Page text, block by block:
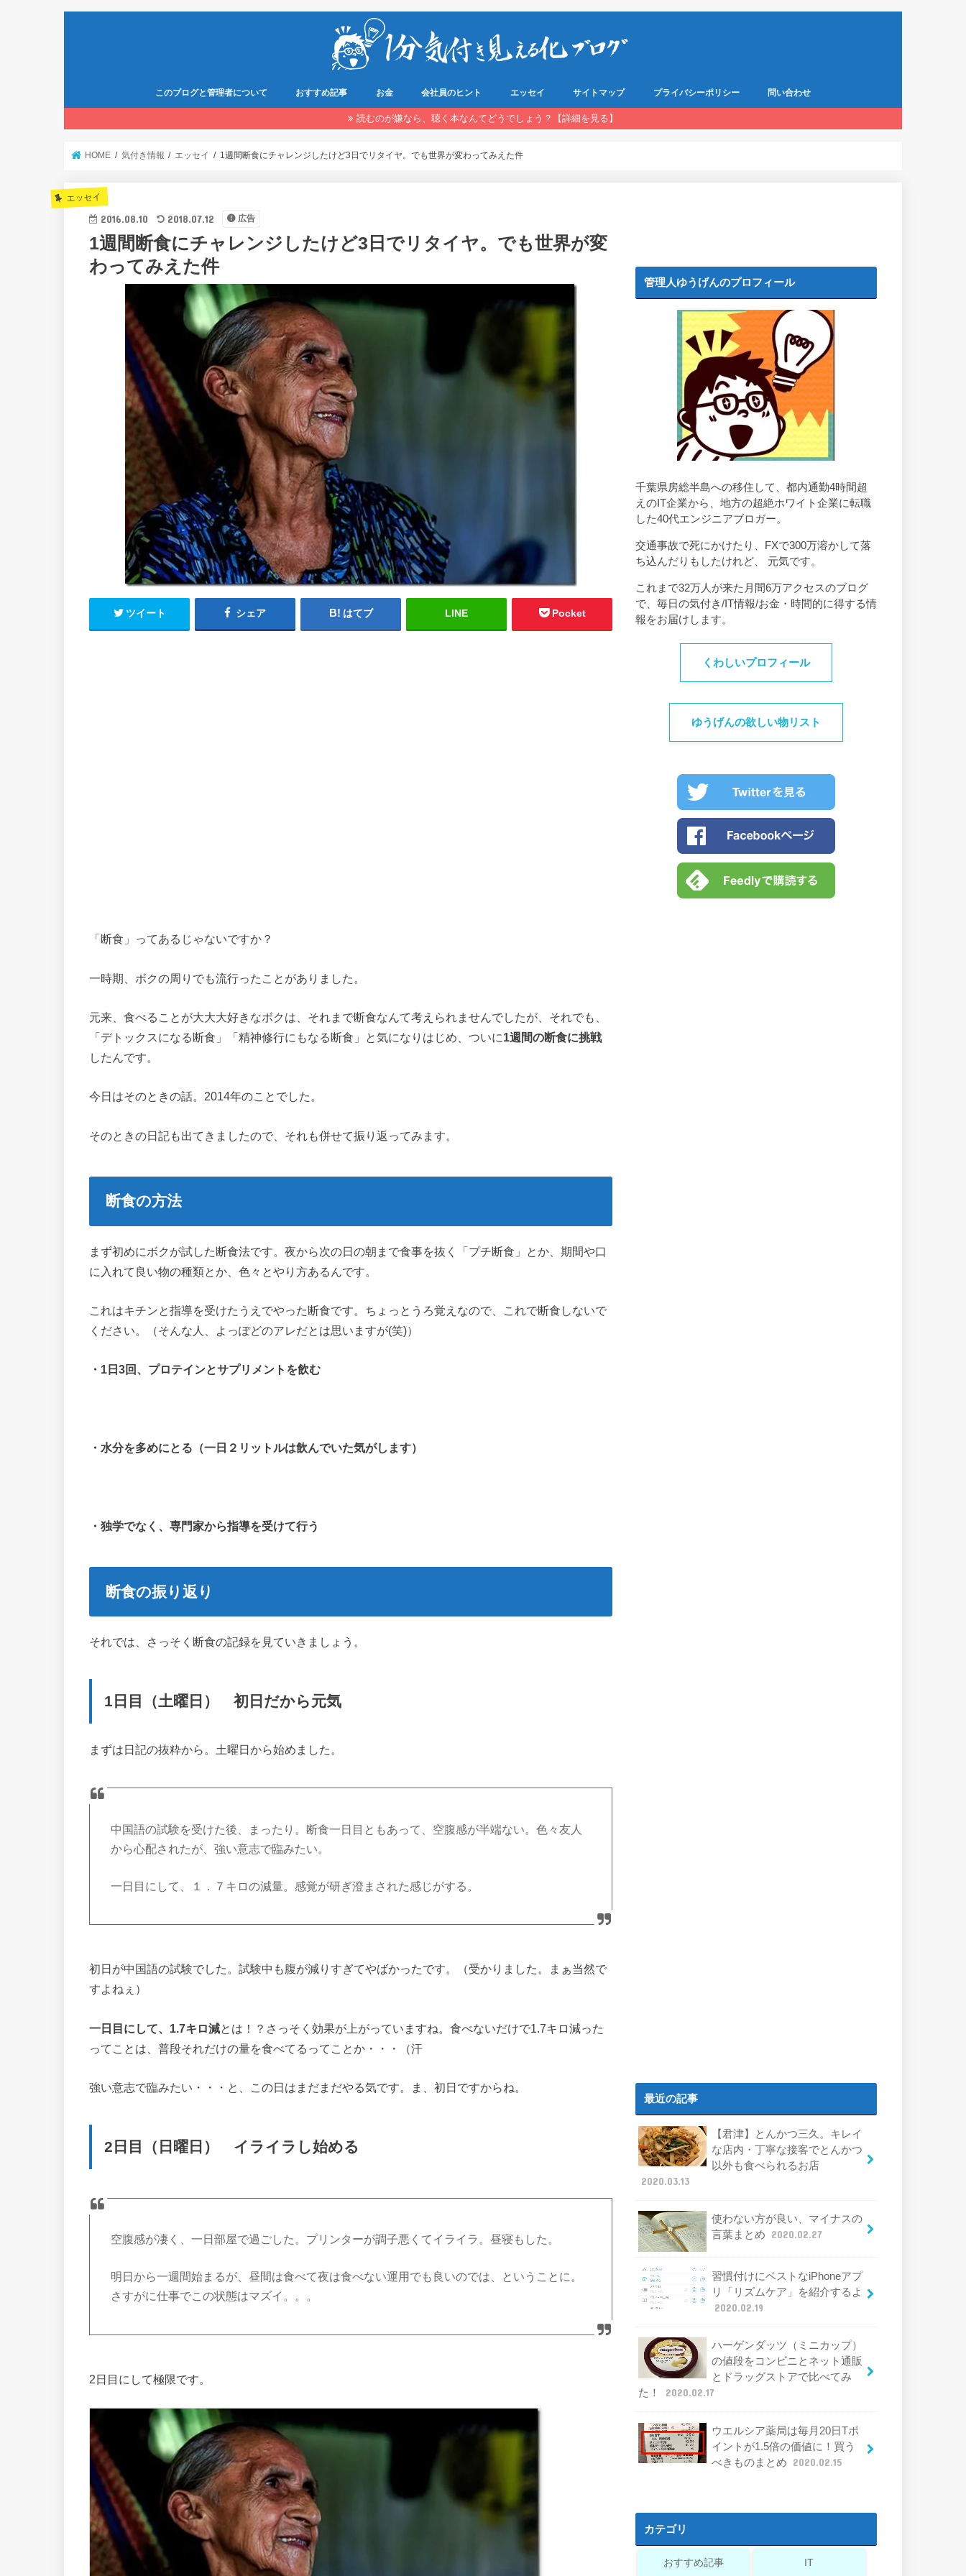
このブログと管理者について おすすめ記事 お金 会社員のヒント エッセイ サイトマップ プライバシーポリシー 問い合わせ
読むのが嫌なら、聴く本なんてどうでしょう？【詳細を見る】
HOME 気付き情報 エッセイ 1週間断食にチャレンジしたけど3日でリタイヤ。でも世界が変わってみえた件
エッセイ
2016.08.10 2018.07.12 広告
1週間断食にチャレンジしたけど3日でリタイヤ。でも世界が変
わってみえた件
ツイート シェア はてブ LINE Pocket
「断食」ってあるじゃないですか？
一時期、ボクの周りでも流行ったことがありました。
元来、食べることが大大大好きなボクは、それまで断食なんて考えられませんでしたが、それでも、
「デトックスになる断食」「精神修行にもなる断食」と気になりはじめ、ついに1週間の断食に挑戦
したんです。
今日はそのときの話。2014年のことでした。
そのときの日記も出てきましたので、それも併せて振り返ってみます。
断食の方法
まず初めにボクが試した断食法です。夜から次の日の朝まで食事を抜く「プチ断食」とか、期間や口
に入れて良い物の種類とか、色々とやり方あるんです。
これはキチンと指導を受けたうえでやった断食です。ちょっとうろ覚えなので、これで断食しないで
ください。（そんな人、よっぽどのアレだとは思いますが(笑)）
・1日3回、プロテインとサプリメントを飲む
・水分を多めにとる（一日２リットルは飲んでいた気がします）
・独学でなく、専門家から指導を受けて行う
断食の振り返り
それでは、さっそく断食の記録を見ていきましょう。
1日目（土曜日） 初日だから元気
まずは日記の抜粋から。土曜日から始めました。
中国語の試験を受けた後、まったり。断食一日目ともあって、空腹感が半端ない。色々友人
から心配されたが、強い意志で臨みたい。
一日目にして、１．７キロの減量。感覚が研ぎ澄まされた感じがする。
初日が中国語の試験でした。試験中も腹が減りすぎてやばかったです。（受かりました。まぁ当然で
すよねぇ）
一日目にして、1.7キロ減とは！？さっそく効果が上がっていますね。食べないだけで1.7キロ減った
ってことは、普段それだけの量を食べてるってことか・・・（汗
強い意志で臨みたい・・・と、この日はまだまだやる気です。ま、初日ですからね。
2日目（日曜日） イライラし始める
空腹感が凄く、一日部屋で過ごした。プリンターが調子悪くてイライラ。昼寝もした。
明日から一週間始まるが、昼間は食べて夜は食べない運用でも良いのでは、ということに。
さすがに仕事でこの状態はマズイ。。。
2日目にして極限です。
管理人ゆうげんのプロフィール
千葉県房総半島への移住して、都内通勤4時間超
えのIT企業から、地方の超絶ホワイト企業に転職
した40代エンジニアブロガー。
交通事故で死にかけたり、FXで300万溶かして落
ち込んだりもしたけれど、 元気です。
これまで32万人が来た月間6万アクセスのブログ
で、毎日の気付き/IT情報/お金・時間的に得する情
報をお届けします。
くわしいプロフィール
ゆうげんの欲しい物リスト
最近の記事
【君津】とんかつ三久。キレイ
な店内・丁寧な接客でとんかつ
以外も食べられるお店
2020.03.13
使わない方が良い、マイナスの
言葉まとめ
2020.02.27
習慣付けにベストなiPhoneアプ
リ「リズムケア」を紹介するよ
2020.02.19
ハーゲンダッツ（ミニカップ）
の値段をコンビニとネット通販
とドラッグストアで比べてみ
た！
2020.02.17
ウエルシア薬局は毎月20日Tポ
イントが1.5倍の価値に！買う
べきものまとめ
2020.02.15
カテゴリ
おすすめ記事 IT